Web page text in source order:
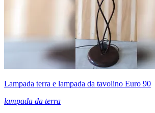
Lampada terra e lampada da tavolino Euro 90
lampada da terra